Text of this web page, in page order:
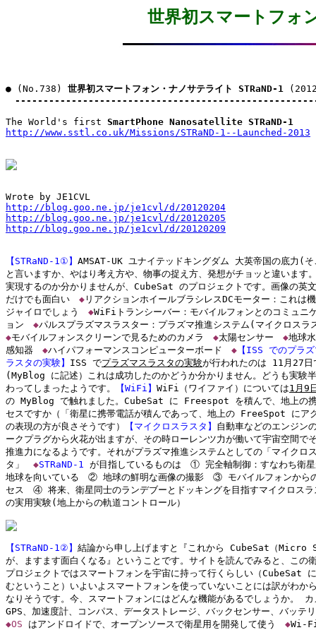
世界初スマートフォ
● (No.738) 世界初スマートフォン・ナノサテライト STRaND-1
The World's first SmartPhone Nanosatellite STRaND-1
http://www.sstl.co.uk/Missions/STRaND-1--Launched-2013
http://blog.goo.ne.jp/je1cvl/d/20120204
http://blog.goo.ne.jp/je1cvl/d/20120205
http://blog.goo.ne.jp/je1cvl/d/20120209
【STRaND-1①】 AMSAT-UK ユナイテッドキングダム 大英帝国の底力(そ
と言いますか、やはり考え方や、物事の捉え方、発想がチョッと違います
実現するのか分かりませんが、CubeSat のプロジェクトです。画像の英
だけでも面白い ◆ リアクションホイールブラシレスDCモーター：これは
ジャイロでしょう ◆WiFiトランシーバー：モバイルフォンとのコミュニ
ョン ◆
◆モバイルフォンスクリーンで見るためのカメラ ◆太陽センサー ◆地球
感知器 ◆ハイパフォーマンスコンピューターボード ◆ 【ISS でのプラ
ラスタの実験】 ISS でプラズマスラスタの実験が行われたのは 11月27日
(MyBlog に記述）これは成功したのかどうか分かりません。どうも実験
わってしまったようです。
【WiFi】 WiFi（ワイファイ）については1月9
の MyBlog で触れました。CubeSat に Freespot を積んで、地上の携
セスですか（「衛星に携帯電話が積んであって、地上の FreeSpot にア
の表現の方が良さそうです）
【マイクロスラスタ】 自動車などのエンジン
ークプラグから火花が出ますが、その時ローレンツ力が働いて宇宙空間で
推進力になるようです。それがプラズマ推進システムとしての「マイクロ
タ」 ◆STRaND-1
が目指しているものは　① 完全軸制御：すなわち衛
地球を向いている　② 地球の鮮明な画像の撮影　③ モバイルフォンから
セス　④ 将来、衛星同士のランデブーとドッキングを目指すマイクロスラ
の実用実験(地上からの軌道コントロール）
【STRaND-1②】 結論から申し上げますと『これから CubeSat（
が、ますます面白くなる』ということです。サイトを読んでみると、この
プロジェクトではスマートフォンを宇宙に持って行くらしい（CubeSat
むということ）いよいよスマートフォンを使っていないことには訳がわか
なりそうです。今、スマートフォンにはどんな機能があるでしょうか。 カ
◆OS はアンドロイドで、オープンソースで衛星用を開発して使う ◆Wi-